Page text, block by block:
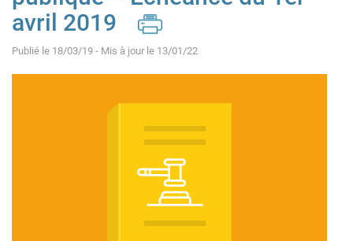
avril 2019
Publié le 18/03/19 - Mis à jour le 13/01/22